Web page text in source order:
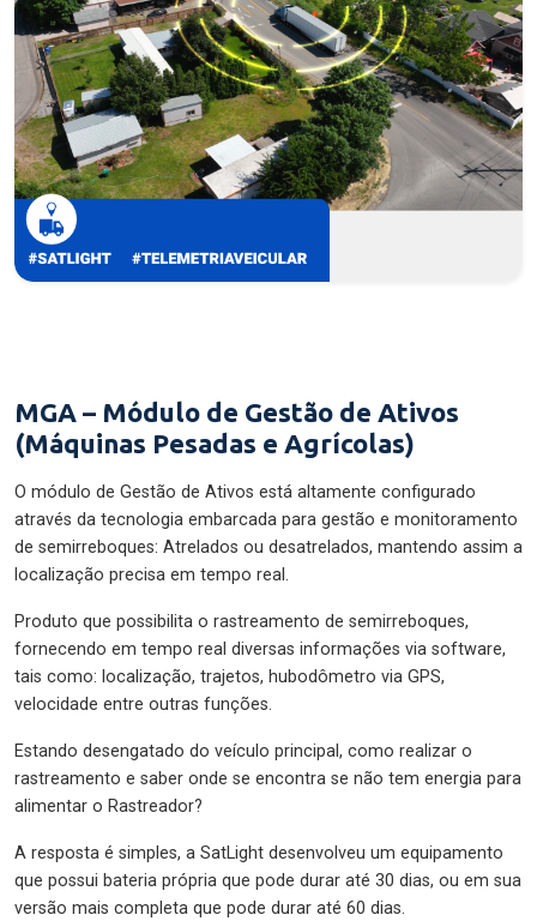
MGA – Módulo de Gestão de Ativos
(Máquinas Pesadas e Agrícolas)
O módulo de Gestão de Ativos está altamente configurado
através da tecnologia embarcada para gestão e monitoramento
de semirreboques: Atrelados ou desatrelados, mantendo assim a
localização precisa em tempo real.
Produto que possibilita o rastreamento de semirreboques,
fornecendo em tempo real diversas informações via software,
tais como: localização, trajetos, hubodômetro via GPS,
velocidade entre outras funções.
Estando desengatado do veículo principal, como realizar o
rastreamento e saber onde se encontra se não tem energia para
alimentar o Rastreador?
A resposta é simples, a SatLight desenvolveu um equipamento
que possui bateria própria que pode durar até 30 dias, ou em sua
versão mais completa que pode durar até 60 dias.